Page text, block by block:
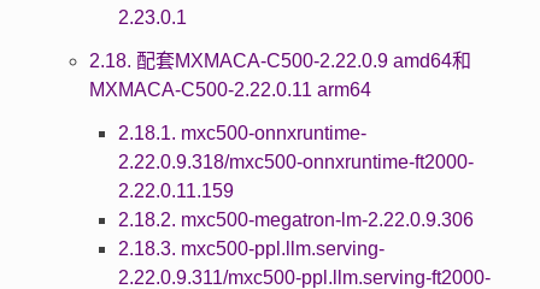
2.23.0.1
2.18. 配套MXMACA-C500-2.22.0.9 amd64和
MXMACA-C500-2.22.0.11 arm64
2.18.1. mxc500-onnxruntime-
2.22.0.9.318/mxc500-onnxruntime-ft2000-
2.22.0.11.159
2.18.2. mxc500-megatron-lm-2.22.0.9.306
2.18.3. mxc500-ppl.llm.serving-
2.22.0.9.311/mxc500-ppl.llm.serving-ft2000-